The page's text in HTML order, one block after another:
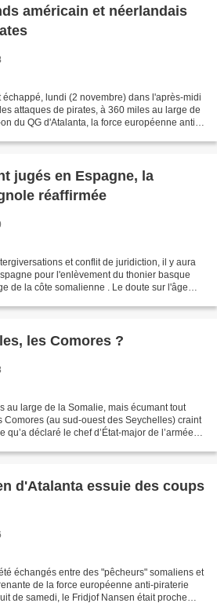
américain et néerlandais
lundi (2 novembre) dans l'après-midi
attaques de pirates, à 360 miles au large de
du QG d'Atalanta, la force européenne anti-
jugés en Espagne, la
réaffirmée
et conflit de juridiction, il y aura
pour l'enlèvement du thonier basque
de la côte somalienne . Le doute sur l'âge
les Comores ?
au large de la Somalie, mais écumant tout
Comores (au sud-ouest des Seychelles) craint
qu’a déclaré le chef d’État-major de l’armée
d'Atalanta essuie des coups
échangés entre des "pêcheurs" somaliens et
de la force européenne anti-piraterie
de samedi, le Fridjof Nansen était proche